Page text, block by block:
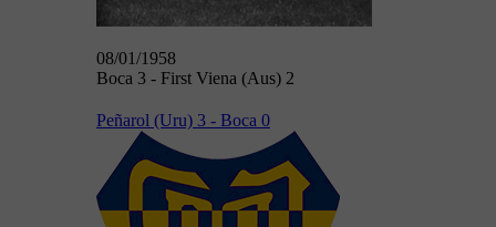
08/01/1958
Boca 3 - First Viena (Aus) 2
Peñarol (Uru) 3 - Boca 0